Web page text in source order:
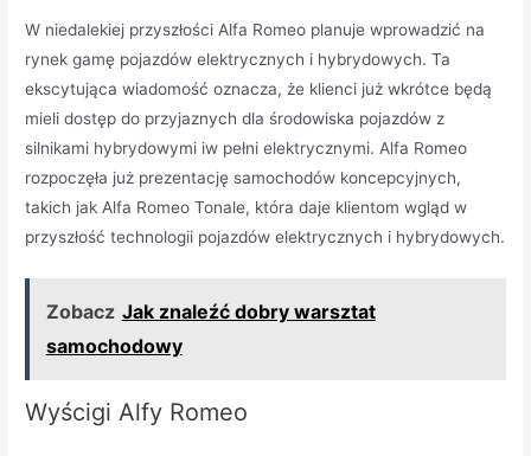
W niedalekiej przyszłości Alfa Romeo planuje wprowadzić na
rynek gamę pojazdów elektrycznych i hybrydowych. Ta
ekscytująca wiadomość oznacza, że klienci już wkrótce będą
mieli dostęp do przyjaznych dla środowiska pojazdów z
silnikami hybrydowymi iw pełni elektrycznymi. Alfa Romeo
rozpoczęła już prezentację samochodów koncepcyjnych,
takich jak Alfa Romeo Tonale, która daje klientom wgląd w
przyszłość technologii pojazdów elektrycznych i hybrydowych.
Zobacz Jak znaleźć dobry warsztat
samochodowy
Wyścigi Alfy Romeo